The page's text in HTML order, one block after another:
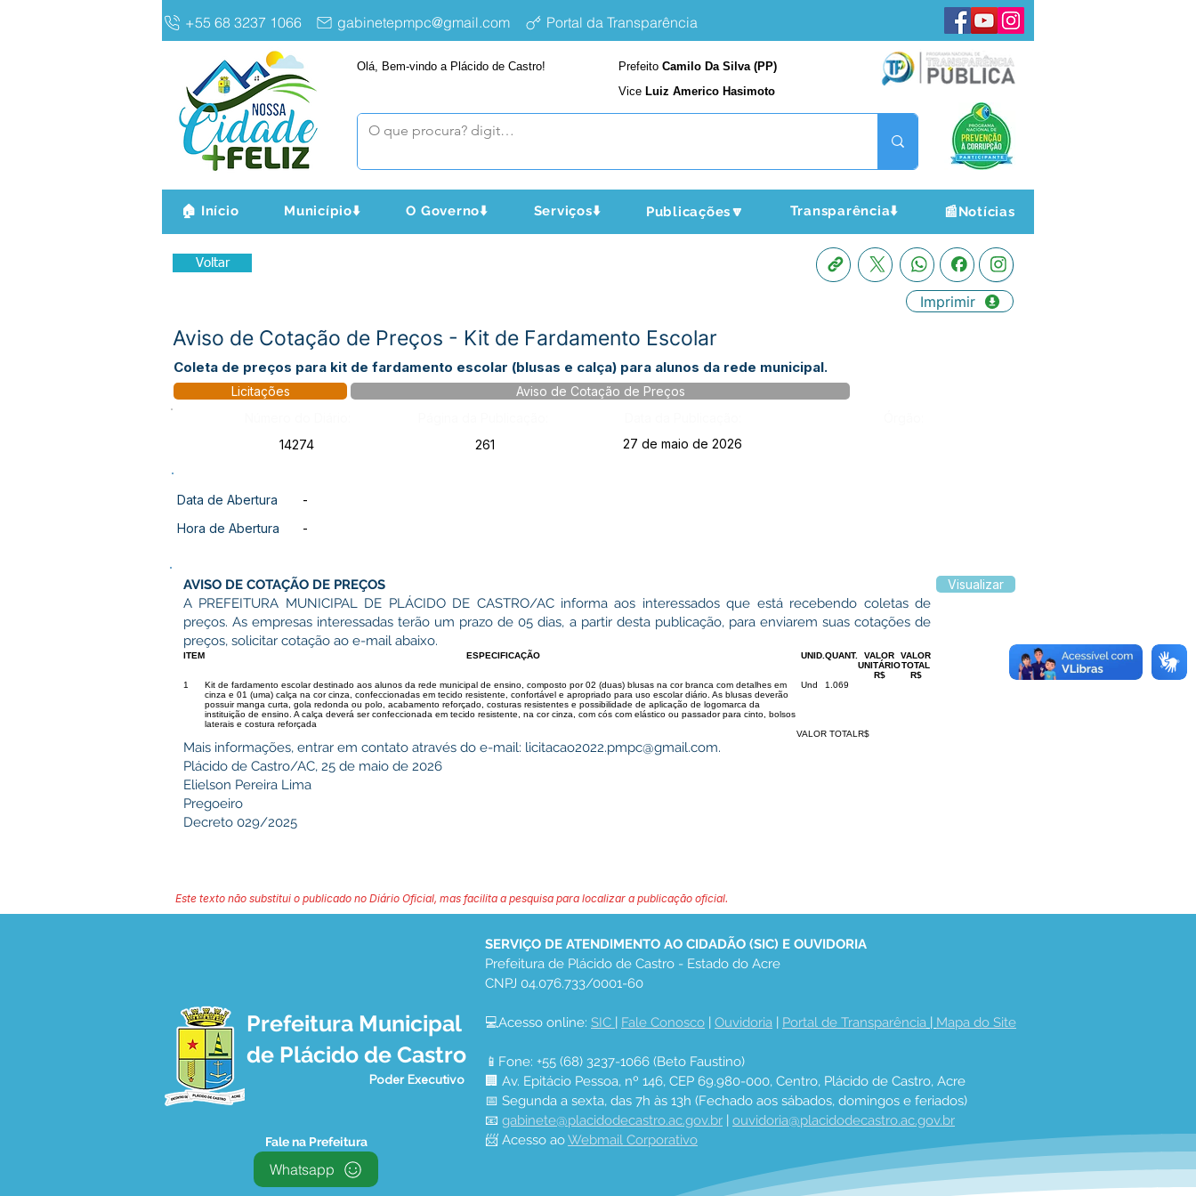
+55 68 3237 1066 gabinetepmpc@gmail.com Portal da Transparência
Olá, Bem-vindo a Plácido de Castro! Prefeito Camilo Da Silva (PP)
Vice Luiz Americo Hasimoto
🏠 Início Município⬇️ O Governo⬇️ Serviços⬇️ Publicações🔽 Transparência⬇️ 📰Notícias
Voltar
Imprimir
Aviso de Cotação de Preços - Kit de Fardamento Escolar
Coleta de preços para kit de fardamento escolar (blusas e calça) para alunos da rede municipal.
Licitações
Aviso de Cotação de Preços
14274
261 27 de maio de 2026
Data de Abertura
-
Hora de Abertura
-
AVISO DE COTAÇÃO DE PREÇOS
A PREFEITURA MUNICIPAL DE PLÁCIDO DE CASTRO/AC informa aos interessados que está recebendo coletas de
preços. As empresas interessadas terão um prazo de 05 dias, a partir desta publicação, para enviarem suas cotações de
preços, solicitar cotação ao e-mail abaixo.
ITEM ESPECIFICAÇÃO UNID. QUANT.
VALOR
UNITÁRIO
R$
VALOR
TOTAL
R$
1
Kit de fardamento escolar destinado aos alunos da rede municipal de ensino, composto por 02 (duas) blusas na cor branca com detalhes em
cinza e 01 (uma) calça na cor cinza, confeccionadas em tecido resistente, confortável e apropriado para uso escolar diário. As blusas deverão
possuir manga curta, gola redonda ou polo, acabamento reforçado, costuras resistentes e possibilidade de aplicação de logomarca da
instituição de ensino. A calça deverá ser confeccionada em tecido resistente, na cor cinza, com cós com elástico ou passador para cinto, bolsos
laterais e costura reforçada
Und 1.069
VALOR TOTAL R$
Mais informações, entrar em contato através do e-mail: licitacao2022.pmpc@gmail.com.
Plácido de Castro/AC, 25 de maio de 2026
Elielson Pereira Lima
Pregoeiro
Decreto 029/2025
Visualizar
Este texto não substitui o publicado no Diário Oficial, mas facilita a pesquisa para localizar a publicação oficial.
Prefeitura Municipal
de Plácido de Castro
Poder Executivo
Fale na Prefeitura
Whatsapp
SERVIÇO DE ATENDIMENTO AO CIDADÃO (SIC) E OUVIDORIA
Prefeitura de Plácido de Castro - Estado do Acre
CNPJ 04.076.733/0001-60
💻Acesso online: SIC | Fale Conosco | Ouvidoria | Portal de Transparência | Mapa do Site
📱Fone: +55 (68) 3237-1066 (Beto Faustino)
🏢 Av. Epitácio Pessoa, nº 146, CEP 69.980-000, Centro, Plácido de Castro, Acre
📅 Segunda a sexta, das 7h às 13h (Fechado aos sábados, domingos e feriados)
📧 gabinete@placidodecastro.ac.gov.br | ouvidoria@placidodecastro.ac.gov.br
📨 Acesso ao Webmail Corporativo